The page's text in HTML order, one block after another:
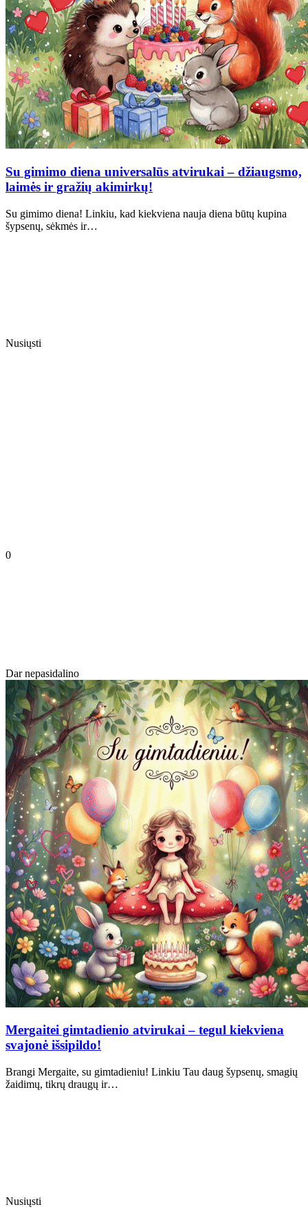
Su gimimo diena universalūs atvirukai – džiaugsmo,
laimės ir gražių akimirkų!
Su gimimo diena! Linkiu, kad kiekviena nauja diena būtų kupina
šypsenų, sėkmės ir…
Nusiųsti
0
Dar nepasidalino
Mergaitei gimtadienio atvirukai – tegul kiekviena
svajonė išsipildo!
Brangi Mergaite, su gimtadieniu! Linkiu Tau daug šypsenų, smagių
žaidimų, tikrų draugų ir…
Nusiųsti